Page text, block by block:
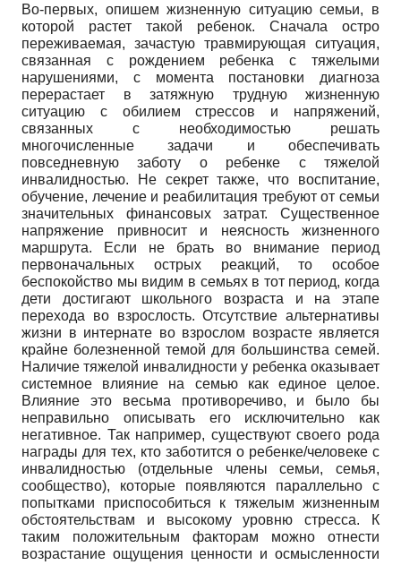
Во-первых, опишем жизненную ситуацию семьи, в
которой растет такой ребенок. Сначала остро
переживаемая, зачастую травмирующая ситуация,
связанная с рождением ребенка с тяжелыми
нарушениями, с момента постановки диагноза
перерастает в затяжную трудную жизненную
ситуацию с обилием стрессов и напряжений,
связанных с необходимостью решать
многочисленные задачи и обеспечивать
повседневную заботу о ребенке с тяжелой
инвалидностью. Не секрет также, что воспитание,
обучение, лечение и реабилитация требуют от семьи
значительных финансовых затрат. Существенное
напряжение привносит и неясность жизненного
маршрута. Если не брать во внимание период
первоначальных острых реакций, то особое
беспокойство мы видим в семьях в тот период, когда
дети достигают школьного возраста и на этапе
перехода во взрослость. Отсутствие альтернативы
жизни в интернате во взрослом возрасте является
крайне болезненной темой для большинства семей.
Наличие тяжелой инвалидности у ребенка оказывает
системное влияние на семью как единое целое.
Влияние это весьма противоречиво, и было бы
неправильно описывать его исключительно как
негативное. Так например, существуют своего рода
награды для тех, кто заботится о ребенке/человеке с
инвалидностью (отдельные члены семьи, семья,
сообщество), которые появляются параллельно с
попытками приспособиться к тяжелым жизненным
обстоятельствам и высокому уровню стресса. К
таким положительным факторам можно отнести
возрастание ощущения ценности и осмысленности